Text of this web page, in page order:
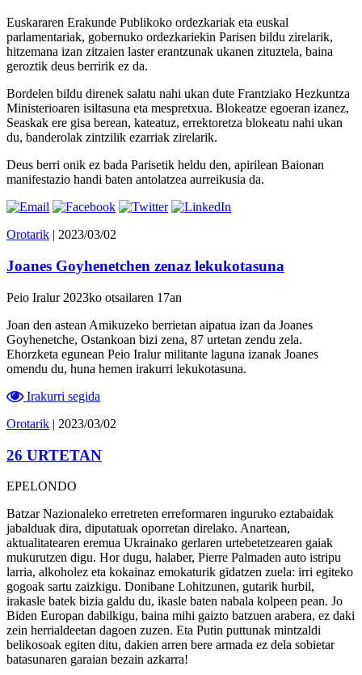
Euskararen Erakunde Publikoko ordezkariak eta euskal
parlamentariak, gobernuko ordezkariekin Parisen bildu zirelarik,
hitzemana izan zitzaien laster erantzunak ukanen zituztela, baina
geroztik deus berririk ez da.
Bordelen bildu direnek salatu nahi ukan dute Frantziako Hezkuntza
Ministerioaren isiltasuna eta mespretxua. Blokeatze egoeran izanez,
Seaskak ere gisa berean, kateatuz, errektoretza blokeatu nahi ukan
du, banderolak zintzilik ezarriak zirelarik.
Deus berri onik ez bada Parisetik heldu den, apirilean Baionan
manifestazio handi baten antolatzea aurreikusia da.
Orotarik | 2023/03/02
Joanes Goyhenetchen zenaz lekukotasuna
Peio Iralur 2023ko otsailaren 17an
Joan den astean Amikuzeko berrietan aipatua izan da Joanes
Goyhenetche, Ostankoan bizi zena, 87 urtetan zendu zela.
Ehorzketa egunean Peio Iralur militante laguna izanak Joanes
omendu du, huna hemen irakurri lekukotasuna.
Irakurri segida
Orotarik | 2023/03/02
26 URTETAN
EPELONDO
Batzar Nazionaleko erretreten erreformaren inguruko eztabaidak
jabalduak dira, diputatuak oporretan direlako. Anartean,
aktualitatearen eremua Ukrainako gerlaren urtebetetzearen gaiak
mukurutzen digu. Hor dugu, halaber, Pierre Palmaden auto istripu
larria, alkoholez eta kokainaz emokaturik gidatzen zuela: irri egiteko
gogoak sartu zaizkigu. Donibane Lohitzunen, gutarik hurbil,
irakasle batek bizia galdu du, ikasle baten nabala kolpeen pean. Jo
Biden Europan dabilkigu, baina mihi gaizto batzuen arabera, ez daki
zein herrialdeetan dagoen zuzen. Eta Putin puttunak mintzaldi
belikosoak egiten ditu, dakien arren bere armada ez dela sobietar
batasunaren garaian bezain azkarra!